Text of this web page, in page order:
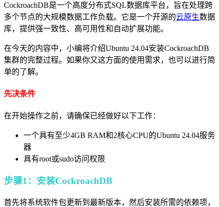
CockroachDB是一个高度分布式SQL数据库平台，旨在处理跨
多个节点的大规模数据工作负载。它是一个开源的云原生数据
库，提供强一致性、高可用性和自动扩展功能。
在今天的内容中，小编将介绍Ubuntu 24.04安装CockroachDB
集群的完整过程。如果你又这方面的使用需求，也可以进行简
单的了解。
先决条件
在开始操作之前，请确保已经做好以下工作：
一个具有至少4GB RAM和2核心CPU的Ubuntu 24.04服务
器
具有root或sudo访问权限
步骤1：安装CockroachDB
首先将系统软件包更新到最新版本，然后安装所需的依赖项，